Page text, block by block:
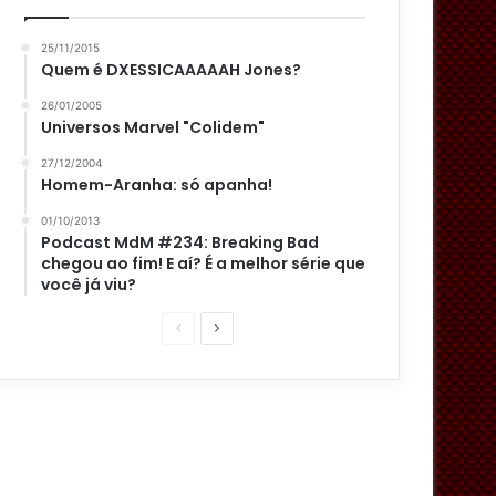
25/11/2015
Quem é DXESSICAAAAAH Jones?
26/01/2005
Universos Marvel "Colidem"
27/12/2004
Homem-Aranha: só apanha!
01/10/2013
Podcast MdM #234: Breaking Bad
chegou ao fim! E aí? É a melhor série que
você já viu?